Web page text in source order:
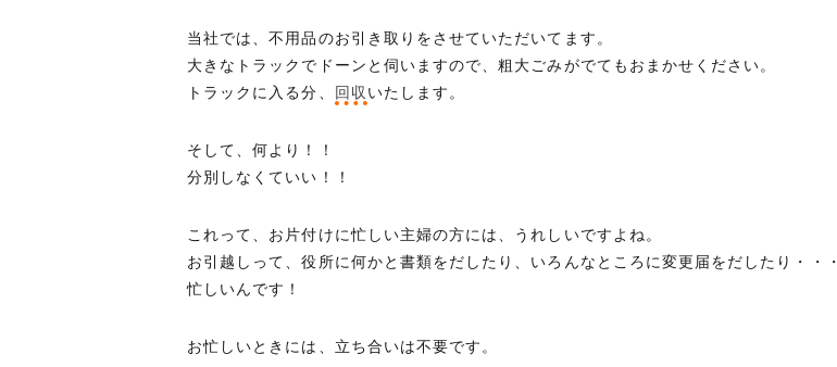
当社では、不用品のお引き取りをさせていただいてます。
大きなトラックでドーンと伺いますので、粗大ごみがでてもおまかせください。
トラックに入る分、
回収いたします。
そして、何より！！
分別しなくていい！！
これって、お片付けに忙しい主婦の方には、うれしいですよね。
お引越しって、役所に何かと書類をだしたり、いろんなところに変更届をだしたり・・・
忙しいんです！
お忙しいときには、立ち合いは不要です。